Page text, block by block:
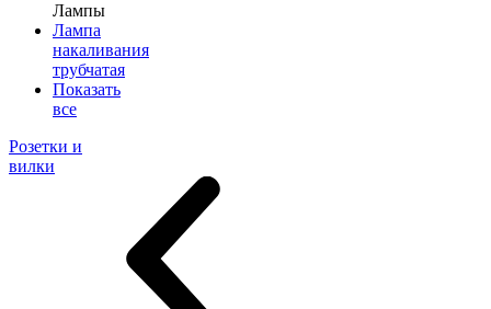
Лампы
Лампа
накаливания
трубчатая
Показать
все
Розетки и
вилки